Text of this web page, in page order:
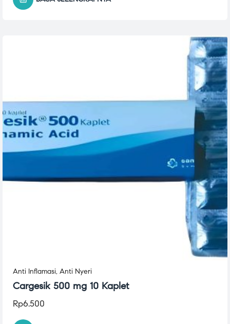
Anti Inflamasi, Anti Nyeri
Cargesik 500 mg 10 Kaplet
Rp6.500